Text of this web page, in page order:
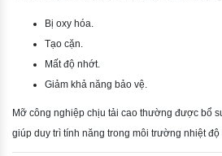
Bị oxy hóa.
Tạo cặn.
Mất độ nhớt.
Giảm khả năng bảo vệ.
Mỡ công nghiệp chịu tải cao thường được bổ
giúp duy trì tính năng trong môi trường nhiệt độ